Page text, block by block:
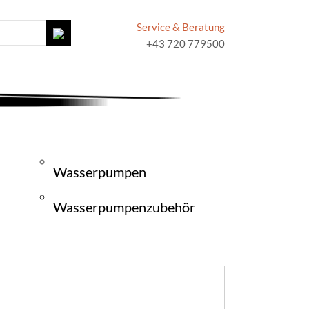
Service & Beratung
+43 720 779500
Wasserpumpen
Wasserpumpenzubehör